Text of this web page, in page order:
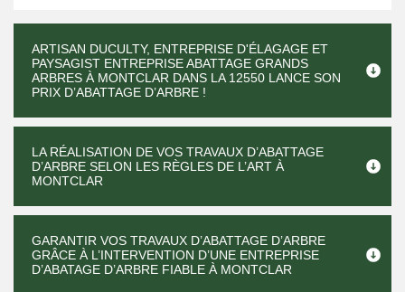
ARTISAN DUCULTY, ENTREPRISE D'ÉLAGAGE ET
PAYSAGIST ENTREPRISE ABATTAGE GRANDS
ARBRES À MONTCLAR DANS LA 12550 LANCE SON
PRIX D’ABATTAGE D’ARBRE !
LA RÉALISATION DE VOS TRAVAUX D’ABATTAGE
D’ARBRE SELON LES RÈGLES DE L’ART À
MONTCLAR
GARANTIR VOS TRAVAUX D’ABATTAGE D’ARBRE
GRÂCE À L’INTERVENTION D’UNE ENTREPRISE
D’ABATAGE D’ARBRE FIABLE À MONTCLAR